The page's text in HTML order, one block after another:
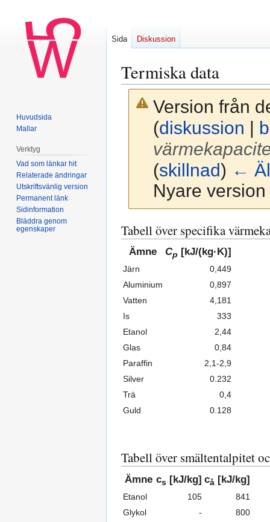
Termiska data
Version från
(diskussion
(skillnad) ←
Nyare
Hoppa
till
navigering
Hoppa
till
sök
Tabell över specifika
Ämne Cp [kJ/(kg·K)]
Järn
0,449
Aluminium
0,897
Vatten
4,181
Is
333
Etanol
2,44
Glas
0,84
Paraffin
2,1-2,9
Silver
0.232
Trä
0,4
Guld
0.128
Tabell över smältentalpitet
Ämne cs [kJ/kg] cå [kJ/kg]
Etanol 105
841
Glykol
-
800
Sida Diskussion
Huvudsida
Mallar
Verktyg
Vad som länkar hit
Relaterade ändringar
Utskriftsvänlig version
Permanent länk
Sidinformation
Bläddra genom
egenskaper